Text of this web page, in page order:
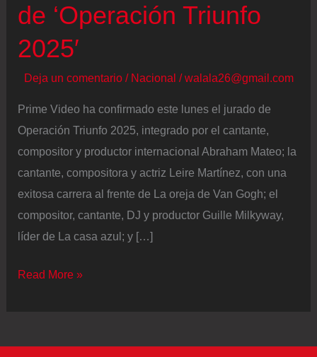
de ‘Operación Triunfo
2025′
Deja un comentario / Nacional /walala26@gmail.com
Prime Video ha confirmado este lunes el jurado de
Operación Triunfo 2025, integrado por el cantante,
compositor y productor internacional Abraham Mateo; la
cantante, compositora y actriz Leire Martínez, con una
exitosa carrera al frente de La oreja de Van Gogh; el
compositor, cantante, DJ y productor Guille Milkyway,
líder de La casa azul; y […]
Abraham
Read More »